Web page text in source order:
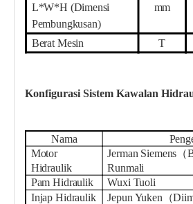
L*W*H (Dimensi
Pembungkusan)
mm
Berat Mesin T
Konfigurasi Sistem Kawalan
Nama
Motor
Hidraulik
Jerman Siemens（
Runmali
Pam Hidraulik
Wuxi Tuoli
Injap Hidraulik
Jepun Yuken（